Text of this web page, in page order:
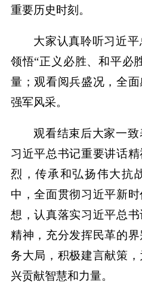
重要历史时刻。
大家认真聆听习近
领悟“正义必胜、和平必
量；观看阅兵盛况，全
强军风采。
观看结束后大家一
习近平总书记重要讲话
烈，传承和弘扬伟大抗
中，全面贯彻习近平新
想，认真落实习近平总
精神，充分发挥民革的
务大局，积极建言献策
兴贡献智慧和力量。